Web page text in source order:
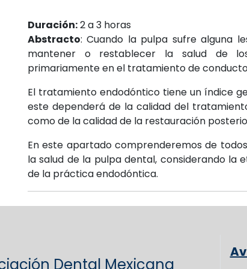
Duración:2 a 3 horas
Abstracto: Cuando la pulpa sufre alguna
mantener o restablecer la salud de
primariamente en el tratamiento de
El tratamiento endodóntico tiene un índice
este dependerá de la calidad del
como de la calidad de la restauración
En este apartado comprenderemos de
la salud de la pulpa dental, considerando
de la práctica endodóntica.
Dental Mexicana